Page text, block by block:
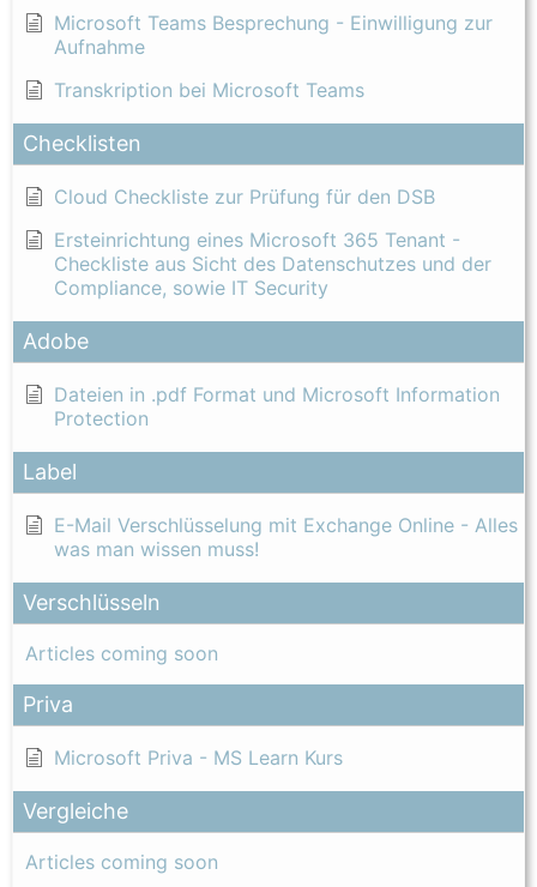
Microsoft Teams Besprechung - Einwilligung zur
Aufnahme
Transkription bei Microsoft Teams
Checklisten
Cloud Checkliste zur Prüfung für den DSB
Ersteinrichtung eines Microsoft 365 Tenant -
Checkliste aus Sicht des Datenschutzes und der
Compliance, sowie IT Security
Adobe
Dateien in .pdf Format und Microsoft Information
Protection
Label
E-Mail Verschlüsselung mit Exchange Online - Alles
was man wissen muss!
Verschlüsseln
Articles coming soon
Priva
Microsoft Priva - MS Learn Kurs
Vergleiche
Articles coming soon